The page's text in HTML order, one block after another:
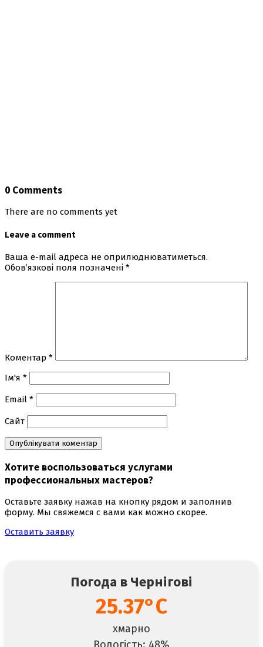
0 Comments
There are no comments yet
Leave a comment
Ваша e-mail адреса не оприлюднюватиметься.
Обов’язкові поля позначені *
Коментар *
Ім'я *
Email *
Сайт
Хотите воспользоваться услугами
профессиональных мастеров?
Оставьте заявку нажав на кнопку рядом и заполнив
форму. Мы свяжемся с вами как можно скорее.
Оставить заявку
Погода в Чернігові
25.37°C
хмарно